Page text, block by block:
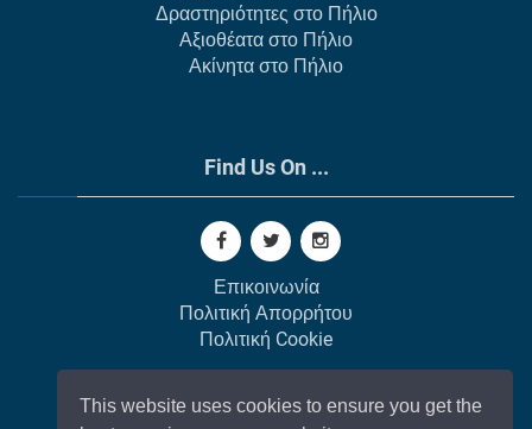
This website uses cookies to ensure you get the
Δραστηριότητες στο Πήλιο
Αξιοθέατα στο Πήλιο
Ακίνητα στο Πήλιο
Find Us On ...
Επικοινωνία
Πολιτική Απορρήτου
Πολιτική Cookie